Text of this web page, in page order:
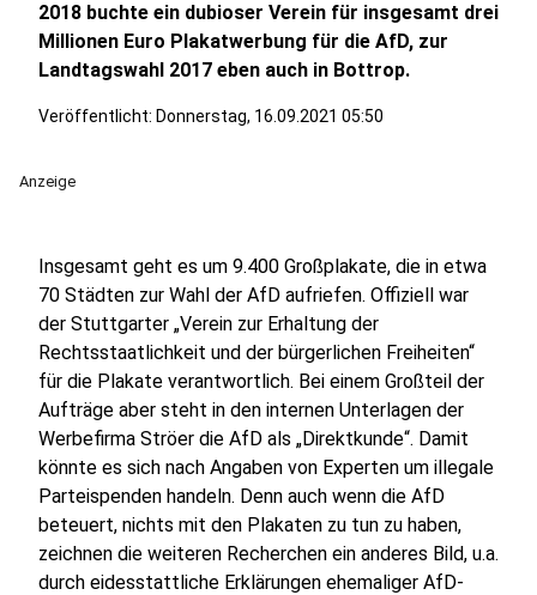
2018 buchte ein dubioser Verein für insgesamt drei
Millionen Euro Plakatwerbung für die AfD, zur
Landtagswahl 2017 eben auch in Bottrop.
Veröffentlicht: Donnerstag, 16.09.2021 05:50
Anzeige
Insgesamt geht es um 9.400 Großplakate, die in etwa
70 Städten zur Wahl der AfD aufriefen. Offiziell war
der Stuttgarter „Verein zur Erhaltung der
Rechtsstaatlichkeit und der bürgerlichen Freiheiten“
für die Plakate verantwortlich. Bei einem Großteil der
Aufträge aber steht in den internen Unterlagen der
Werbefirma Ströer die AfD als „Direktkunde“. Damit
könnte es sich nach Angaben von Experten um illegale
Parteispenden handeln. Denn auch wenn die AfD
beteuert, nichts mit den Plakaten zu tun zu haben,
zeichnen die weiteren Recherchen ein anderes Bild, u.a.
durch eidesstattliche Erklärungen ehemaliger AfD-